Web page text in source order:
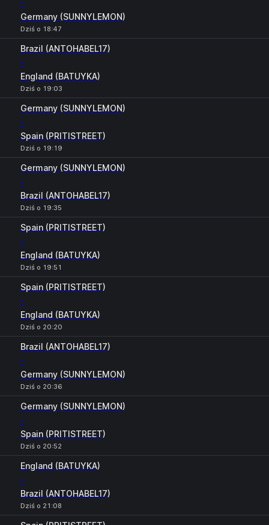
-
Germany (SUNNYLEMON)
Dziś o 18:47
Brazil (ANTOHABEL17)
-
England (BATUYKA)
Dziś o 19:03
Germany (SUNNYLEMON)
-
Spain (PRITISTREET)
Dziś o 19:19
Germany (SUNNYLEMON)
-
Brazil (ANTOHABEL17)
Dziś o 19:35
Spain (PRITISTREET)
-
England (BATUYKA)
Dziś o 19:51
Spain (PRITISTREET)
-
England (BATUYKA)
Dziś o 20:20
Brazil (ANTOHABEL17)
-
Germany (SUNNYLEMON)
Dziś o 20:36
Germany (SUNNYLEMON)
-
Spain (PRITISTREET)
Dziś o 20:52
England (BATUYKA)
-
Brazil (ANTOHABEL17)
Dziś o 21:08